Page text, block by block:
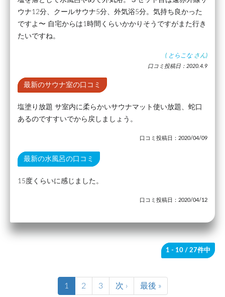
ウナ12分、クールサウナ5分、外気浴5分。気持ち良かった
ですよ〜 自宅からは1時間くらいかかりそうですがまた行き
たいですね。
( とらこな さん)
口コミ投稿日：2020.4.9
最新のサウナ室の口コミ
塩塗り放題 サ室内に柔らかいサウナマット使い放題、蛇口
あるのですすいでから戻しましょう。
口コミ投稿日：2020/04/09
最新の水風呂の口コミ
15度くらいに感じました。
口コミ投稿日：2020/04/12
1 - 10 / 27件中
1 2 3 次 › 最後 »